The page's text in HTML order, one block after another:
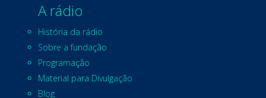
A rádio
História da rádio
Sobre a fundação
Programação
Material para Divulgação
Blog